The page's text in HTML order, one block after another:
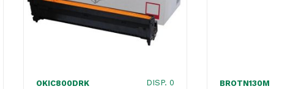
OKIC800DRK DISP. 0 BROTN130M